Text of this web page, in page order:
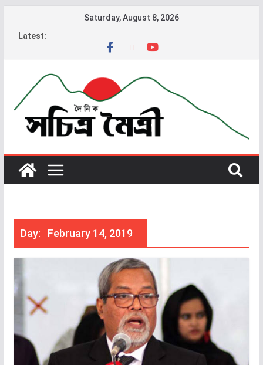
Saturday, August 8, 2026
Latest:
Day: February 14, 2019